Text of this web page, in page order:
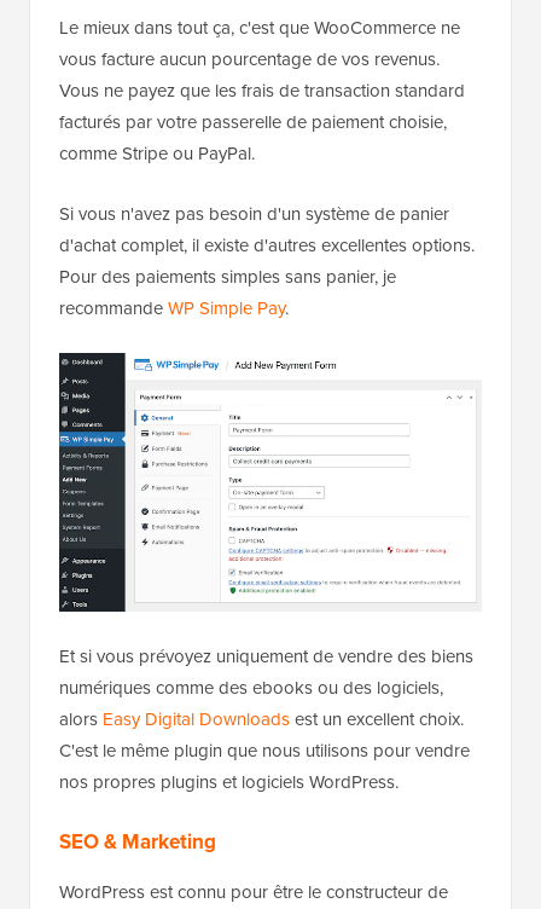
Le mieux dans tout ça, c'est que WooCommerce ne
vous facture aucun pourcentage de vos revenus.
Vous ne payez que les frais de transaction standard
facturés par votre passerelle de paiement choisie,
comme Stripe ou PayPal.
Si vous n'avez pas besoin d'un système de panier
d'achat complet, il existe d'autres excellentes options.
Pour des paiements simples sans panier, je
recommandeWP Simple Pay.
Et si vous prévoyez uniquement de vendre des biens
numériques comme des ebooks ou des logiciels,
alors Easy Digital Downloadsest un excellent choix.
C'est le même plugin que nous utilisons pour vendre
nos propres plugins et logiciels WordPress.
SEO & Marketing
WordPress est connu pour être le constructeur de